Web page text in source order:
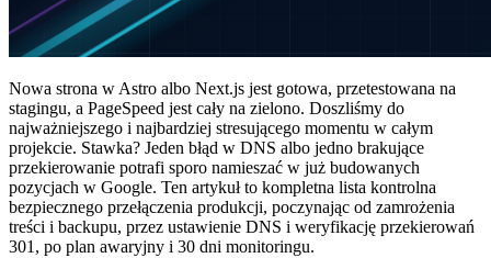
Nowa strona w Astro albo Next.js jest gotowa, przetestowana na
stagingu, a PageSpeed jest cały na zielono. Doszliśmy do
najważniejszego i najbardziej stresującego momentu w całym
projekcie. Stawka? Jeden błąd w DNS albo jedno brakujące
przekierowanie potrafi sporo namieszać w już budowanych
pozycjach w Google. Ten artykuł to kompletna lista kontrolna
bezpiecznego przełączenia produkcji, poczynając od zamrożenia
treści i backupu, przez ustawienie DNS i weryfikację przekierowań
301, po plan awaryjny i 30 dni monitoringu.